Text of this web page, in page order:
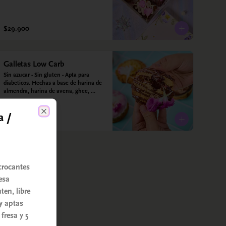
$29.900
Galletas Low Carb
Sin azucar - Sin gluten - Apta para
diabeticos. Hechas a base de harina de
almendra, harina de avena, ghee,
leche de almendras y estevia
/
libre
aptas
y 5